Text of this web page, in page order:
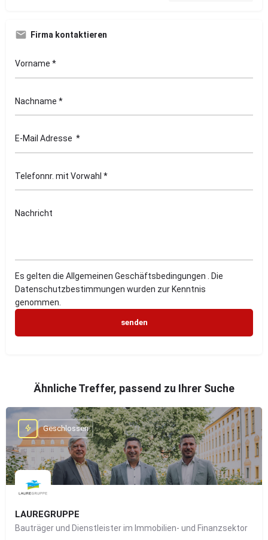
Firma kontaktieren
Es gelten die Allgemeinen Geschäftsbedingungen . Die
Datenschutzbestimmungen wurden zur Kenntnis
genommen.
Ähnliche Treffer, passend zu Ihrer Suche
LAUREGRUPPE
Bauträger und Dienstleister im Immobilien- und Finanzsektor
Geschlossen